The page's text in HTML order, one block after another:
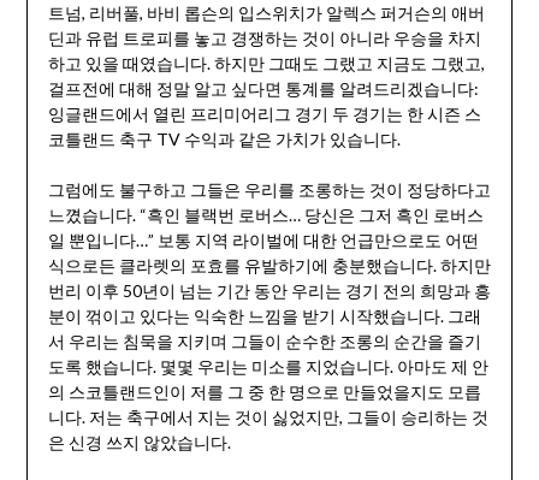
트넘, 리버풀, 바비 롭슨의 입스위치가 알렉스 퍼거슨의 애버
딘과 유럽 트로피를 놓고 경쟁하는 것이 아니라 우승을 차지
하고 있을 때였습니다. 하지만 그때도 그랬고 지금도 그랬고,
걸프전에 대해 정말 알고 싶다면 통계를 알려드리겠습니다:
잉글랜드에서 열린 프리미어리그 경기 두 경기는 한 시즌 스
코틀랜드 축구 TV 수익과 같은 가치가 있습니다.
그럼에도 불구하고 그들은 우리를 조롱하는 것이 정당하다고
느꼈습니다. “흑인 블랙번 로버스… 당신은 그저 흑인 로버스
일 뿐입니다…” 보통 지역 라이벌에 대한 언급만으로도 어떤
식으로든 클라렛의 포효를 유발하기에 충분했습니다. 하지만
번리 이후 50년이 넘는 기간 동안 우리는 경기 전의 희망과 흥
분이 꺾이고 있다는 익숙한 느낌을 받기 시작했습니다. 그래
서 우리는 침묵을 지키며 그들이 순수한 조롱의 순간을 즐기
도록 했습니다. 몇몇 우리는 미소를 지었습니다. 아마도 제 안
의 스코틀랜드인이 저를 그 중 한 명으로 만들었을지도 모릅
니다. 저는 축구에서 지는 것이 싫었지만, 그들이 승리하는 것
은 신경 쓰지 않았습니다.